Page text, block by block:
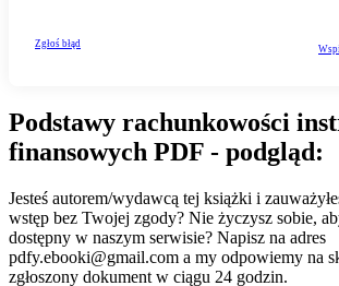
Podstawy rachunkowości
finansowych PDF - podgląd:
Jesteś autorem/wydawcą tej książki i
wstęp bez Twojej zgody? Nie życzysz sobie,
dostępny w naszym serwisie? Napisz na adres
pdfy.ebooki@gmail.com a my odpowiemy na
zgłoszony dokument w ciągu 24 godzin.